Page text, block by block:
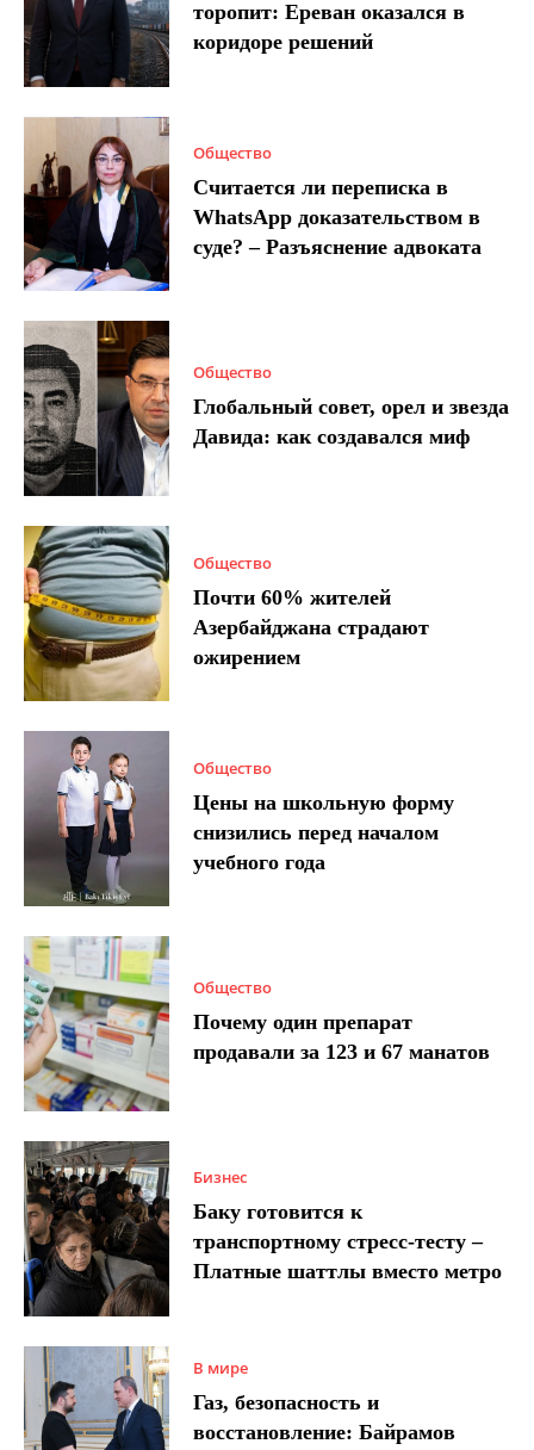
торопит: Ереван оказался в
коридоре решений
Общество
Считается ли переписка в
WhatsApp доказательством в
суде? – Разъяснение адвоката
Общество
Глобальный совет, орел и звезда
Давида: как создавался миф
Общество
Почти 60% жителей
Азербайджана страдают
ожирением
Общество
Цены на школьную форму
снизились перед началом
учебного года
Общество
Почему один препарат
продавали за 123 и 67 манатов
Бизнес
Баку готовится к
транспортному стресс-тесту –
Платные шаттлы вместо метро
В мире
Газ, безопасность и
восстановление: Байрамов